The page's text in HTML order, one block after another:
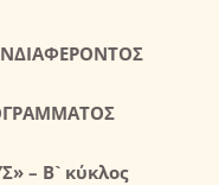
– B` κύκλος